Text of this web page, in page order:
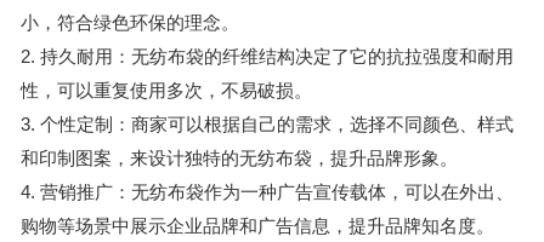
小，符合绿色环保的理念。
2. 持久耐用：无纺布袋的纤维结构决定了它的抗拉强度和耐用
性，可以重复使用多次，不易破损。
3. 个性定制：商家可以根据自己的需求，选择不同颜色、样式
和印制图案，来设计独特的无纺布袋，提升品牌形象。
4. 营销推广：无纺布袋作为一种广告宣传载体，可以在外出、
购物等场景中展示企业品牌和广告信息，提升品牌知名度。